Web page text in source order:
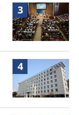
3
4